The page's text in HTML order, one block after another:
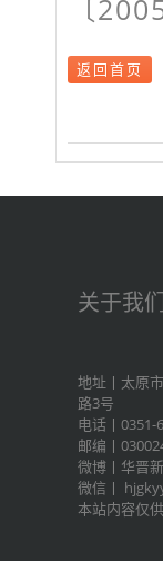
〔
返回首页
关于我们
地址丨太原
路3号
电话丨0351-
邮编丨
微博丨 华晋
微信丨
本站内容仅